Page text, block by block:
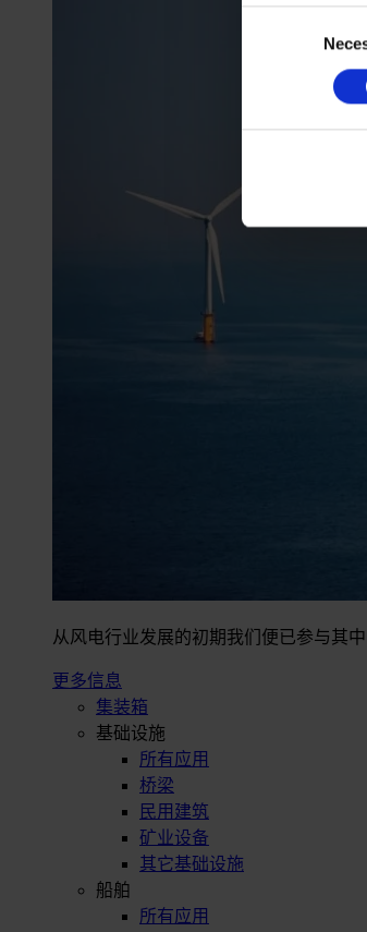
从风电行业发展的初期我们便已参与其
更多信息
集装箱
基础设施
所有应用
桥梁
民用建筑
矿业设备
其它基础设施
船舶
所有应用